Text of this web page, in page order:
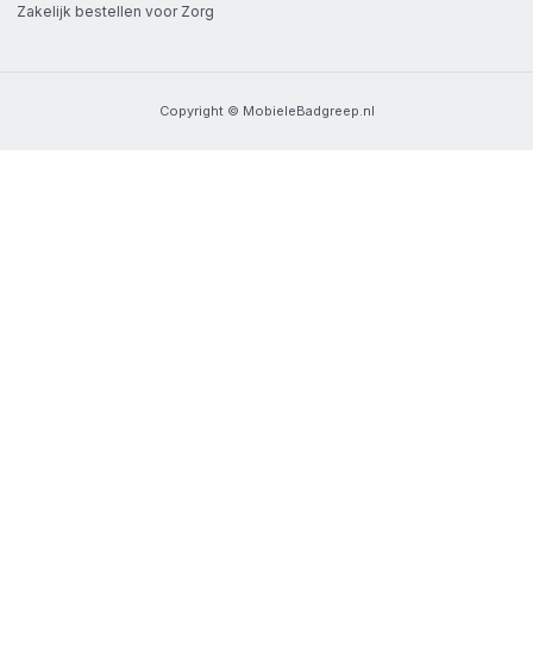
Zakelijk bestellen voor Zorg
Copyright © MobieleBadgreep.nl